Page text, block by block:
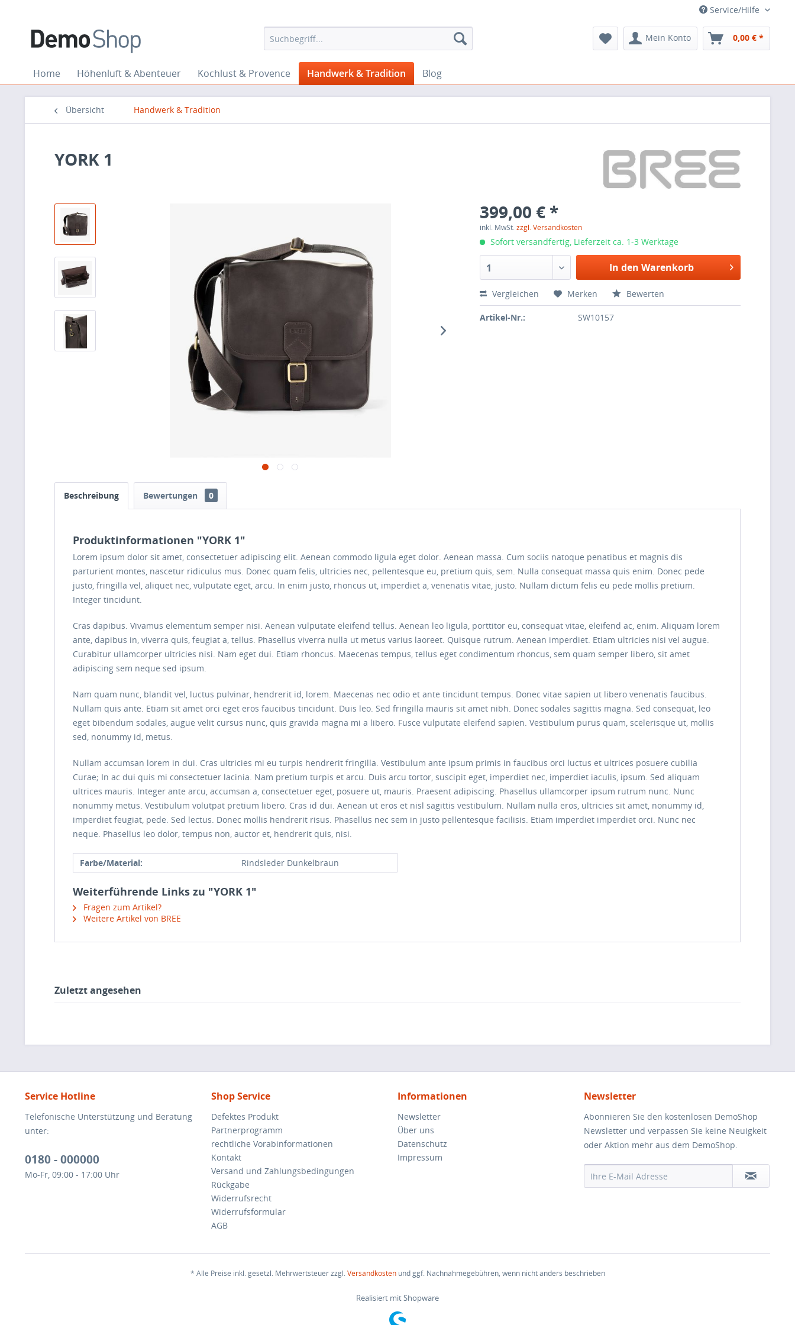
Service/Hilfe
Mein Konto 0,00 € *
Home Höhenluft & Abenteuer Kochlust & Provence Handwerk & Tradition Blog
Übersicht Handwerk & Tradition
YORK 1
399,00 € *
inkl. MwSt.zzgl. Versandkosten
Sofort versandfertig, Lieferzeit ca. 1-3 Werktage
1 In den Warenkorb
Vergleichen Merken Bewerten
Artikel-Nr.: SW10157
Beschreibung Bewertungen 0
Produktinformationen "YORK 1"
Lorem ipsum dolor sit amet, consectetuer adipiscing elit. Aenean commodo ligula eget dolor. Aenean massa. Cum sociis natoque penatibus et magnis dis
parturient montes, nascetur ridiculus mus. Donec quam felis, ultricies nec, pellentesque eu, pretium quis, sem. Nulla consequat massa quis enim. Donec pede
justo, fringilla vel, aliquet nec, vulputate eget, arcu. In enim justo, rhoncus ut, imperdiet a, venenatis vitae, justo. Nullam dictum felis eu pede mollis pretium.
Integer tincidunt.
Cras dapibus. Vivamus elementum semper nisi. Aenean vulputate eleifend tellus. Aenean leo ligula, porttitor eu, consequat vitae, eleifend ac, enim. Aliquam lorem
ante, dapibus in, viverra quis, feugiat a, tellus. Phasellus viverra nulla ut metus varius laoreet. Quisque rutrum. Aenean imperdiet. Etiam ultricies nisi vel augue.
Curabitur ullamcorper ultricies nisi. Nam eget dui. Etiam rhoncus. Maecenas tempus, tellus eget condimentum rhoncus, sem quam semper libero, sit amet
adipiscing sem neque sed ipsum.
Nam quam nunc, blandit vel, luctus pulvinar, hendrerit id, lorem. Maecenas nec odio et ante tincidunt tempus. Donec vitae sapien ut libero venenatis faucibus.
Nullam quis ante. Etiam sit amet orci eget eros faucibus tincidunt. Duis leo. Sed fringilla mauris sit amet nibh. Donec sodales sagittis magna. Sed consequat, leo
eget bibendum sodales, augue velit cursus nunc, quis gravida magna mi a libero. Fusce vulputate eleifend sapien. Vestibulum purus quam, scelerisque ut, mollis
sed, nonummy id, metus.
Nullam accumsan lorem in dui. Cras ultricies mi eu turpis hendrerit fringilla. Vestibulum ante ipsum primis in faucibus orci luctus et ultrices posuere cubilia
Curae; In ac dui quis mi consectetuer lacinia. Nam pretium turpis et arcu. Duis arcu tortor, suscipit eget, imperdiet nec, imperdiet iaculis, ipsum. Sed aliquam
ultrices mauris. Integer ante arcu, accumsan a, consectetuer eget, posuere ut, mauris. Praesent adipiscing. Phasellus ullamcorper ipsum rutrum nunc. Nunc
nonummy metus. Vestibulum volutpat pretium libero. Cras id dui. Aenean ut eros et nisl sagittis vestibulum. Nullam nulla eros, ultricies sit amet, nonummy id,
imperdiet feugiat, pede. Sed lectus. Donec mollis hendrerit risus. Phasellus nec sem in justo pellentesque facilisis. Etiam imperdiet imperdiet orci. Nunc nec
neque. Phasellus leo dolor, tempus non, auctor et, hendrerit quis, nisi.
Farbe/Material: Rindsleder Dunkelbraun
Weiterführende Links zu "YORK 1"
Fragen zum Artikel?
Weitere Artikel von BREE
Zuletzt angesehen
Service Hotline
Telefonische Unterstützung und Beratung
unter:
0180 - 000000
Mo-Fr, 09:00 - 17:00 Uhr
Shop Service
Defektes Produkt
Partnerprogramm
rechtliche Vorabinformationen
Kontakt
Versand und Zahlungsbedingungen
Rückgabe
Widerrufsrecht
Widerrufsformular
AGB
Informationen
Newsletter
Über uns
Datenschutz
Impressum
Newsletter
Abonnieren Sie den kostenlosen DemoShop
Newsletter und verpassen Sie keine Neuigkeit
oder Aktion mehr aus dem DemoShop.
* Alle Preise inkl. gesetzl. Mehrwertsteuer zzgl.Versandkostenund ggf. Nachnahmegebühren, wenn nicht anders beschrieben
Realisiert mit Shopware